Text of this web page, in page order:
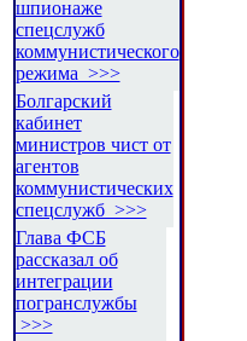
шпионаже
спецслужб
коммунистического
режима >>>
Болгарский
кабинет
министров чист от
агентов
коммунистических
спецслужб >>>
Глава ФСБ
рассказал об
интеграции
погранслужбы
>>>